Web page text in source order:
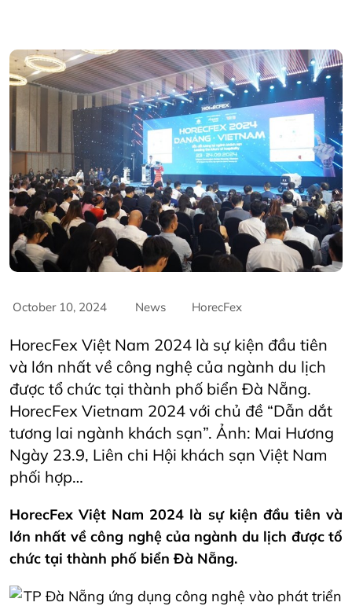
October 10, 2024 News HorecFex
HorecFex Việt Nam 2024 là sự kiện đầu tiên
và lớn nhất về công nghệ của ngành du lịch
được tổ chức tại thành phố biển Đà Nẵng.
HorecFex Vietnam 2024 với chủ đề “Dẫn dắt
tương lai ngành khách sạn”. Ảnh: Mai Hương
Ngày 23.9, Liên chi Hội khách sạn Việt Nam
phối hợp…
HorecFex Việt Nam 2024 là sự kiện đầu tiên và
lớn nhất về công nghệ của ngành du lịch được tổ
chức tại thành phố biển Đà Nẵng.